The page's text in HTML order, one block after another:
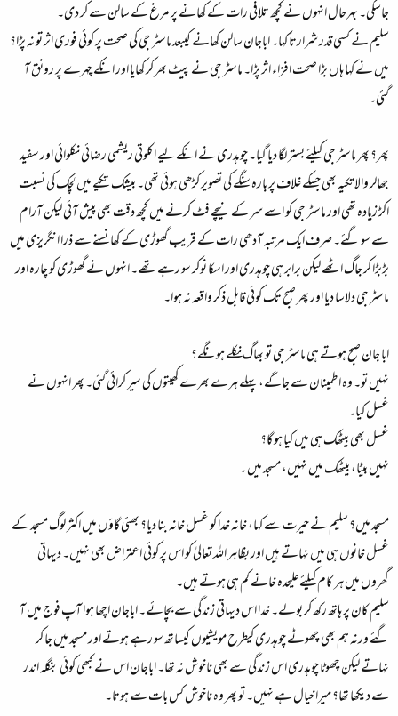
جاسکی۔ بہرحال انہوں نے کچھ تلافی رات کے کھانے پر مرغ کے سالن سے کر دی۔
سلیم نے کسی قدر شرارتاً کہا۔ اباجان سالن کھانے کیبعد ماسٹر جی کی صحت پر کوئی فوری اثر تو نہ پڑا؟
میں نے کہا ہاں بڑا صحت افزاء اثر پڑا۔ ماسٹر جی نے پیٹ بھر کر کھایا اور انکے چہرے پر رونق آ
گئی۔
پھر؟ پھر ماسٹر جی کیلئے بستر لگا دیا گیا۔ چوہدری نے انکے لیے اکلوتی ریشمی رضائی نکلوائی اور سفید
جھالر والا تکیہ بھی جسکے غلاف پر بارہ سنگے کی تصویر کڑھی ہوئی تھی۔ بیشک تکیے میں لچک کی نسبت
اکڑ زیادہ تھی اور ماسٹر جی کو اسے سر کے نیچے فٹ کرنے میں کچھ دقت بھی پیش آئی لیکن آرام
سے سو گئے۔ صرف ایک مرتبہ آدھی رات کے قریب گھوڑی کے کھانسنے سے ذرا انگریزی میں
بڑبڑا کر جاگ اٹھے لیکن برابر ہی چوہدری اور اسکا نوکر سو رہے تھے۔ انہوں نے گھوڑی کو چارہ اور
ماسٹر جی دلاسا دیا اور پھر صبح تک کوئی قابل ذکر واقعہ نہ ہوا۔
ابا جان صبح ہوتے ہی ماسٹر جی تو بھاگ نکلے ہونگے؟
نہیں تو۔ وہ اطمینان سے جاگے، پہلے ہرے بھرے کھیتوں کی سیر کرائی گئی۔ پھر انہوں نے
غسل کیا۔
غسل بھی بیٹھک ہی میں کیا ہو گا؟
نہیں بیٹا، بیٹھک میں نہیں، مسجد میں ۔
مسجد میں؟ سلیم نے حیرت سے کہا، خانہ خدا کو غسل خانہ بنا دیا؟ بھئی گاؤں میں اکثر لوگ مسجد کے
غسل خانوں ہی میں نہاتے ہیں اور بظاہر اللہ تعالیٰ کو اس پر کوئی اعتراض بھی نہیں۔ دیہاتی
گھروں میں ہر کام کیلئے علیحدہ خانے کم ہی ہوتے ہیں۔
سلیم کان پر ہاتھ رکھ کر بولے۔ خدا اس دیہاتی زندگی سے بچائے۔ اباجان اچھا ہوا آپ فوج میں آ
گئے ورنہ ہم بھی چھوٹے چوہدری کیطرح مویشیوں کیساتھ سو رہے ہوتے اور مسجد میں جا کر
نہاتے لیکن چھوٹا چوہدری اس زندگی سے بھی ناخوش نہ تھا۔ اباجان اس نے کبھی کوئی بنگلہ اندر
سے دیکھا تھا؟ میرا خیال ہے نہیں۔ تو پھر وہ ناخوش کس بات سے ہوتا۔